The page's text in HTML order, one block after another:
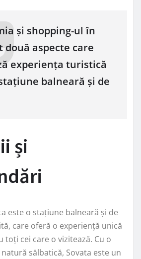
și shopping-ul în
două aspecte care
experiența turistică
balneară și de
și
este o stațiune balneară și de
care oferă o experiență unică
toți cei care o vizitează. Cu o
sălbatică, Sovata este un